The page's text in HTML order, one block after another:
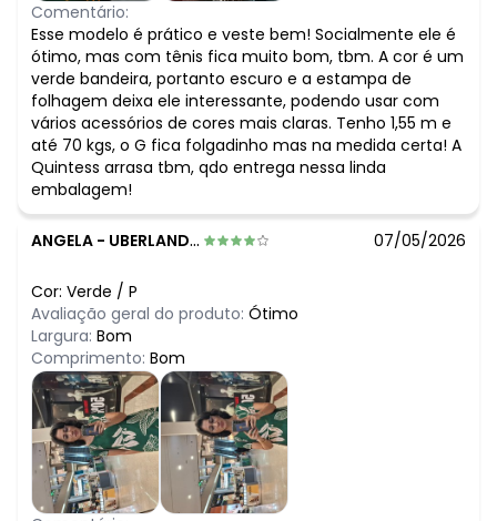
Comentário:
Esse modelo é prático e veste bem! Socialmente ele é
ótimo, mas com tênis fica muito bom, tbm. A cor é um
verde bandeira, portanto escuro e a estampa de
folhagem deixa ele interessante, podendo usar com
vários acessórios de cores mais claras. Tenho 1,55 m e
até 70 kgs, o G fica folgadinho mas na medida certa! A
Quintess arrasa tbm, qdo entrega nessa linda
embalagem!
ANGELA - UBERLANDIA - MG 07/05/2026
Cor: Verde / P
Avaliação geral do produto: Ótimo
Largura: Bom
Comprimento: Bom